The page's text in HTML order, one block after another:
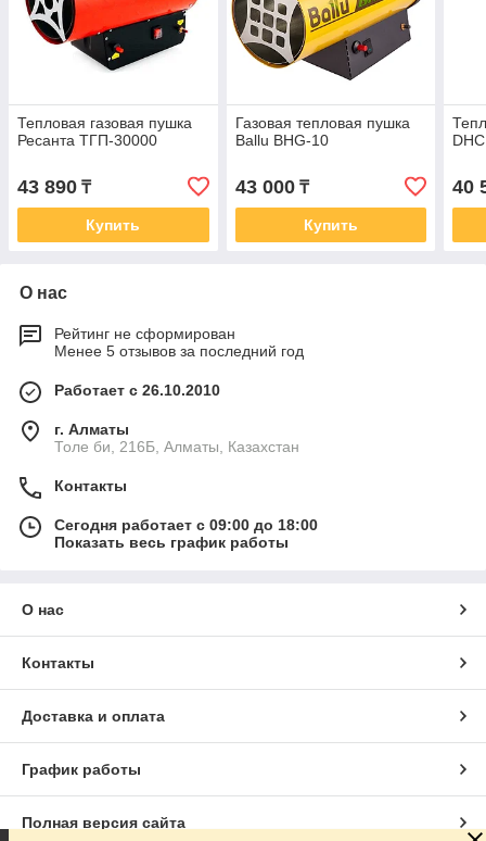
Тепловая газовая пушка
Ресанта ТГП-30000
43 890 ₸
Купить
Газовая тепловая пушка
Ballu BHG-10
43 000₸
Купить
40
О нас
Рейтинг не сформирован
Менее 5 отзывов за последний год
Работает с 26.10.2010
г. Алматы
Толе би, 216Б, Алматы, Казахстан
Контакты
Сегодня работает с 09:00 до 18:00
Показать весь график работы
О нас
Контакты
Доставка и оплата
График работы
Полная версия сайта